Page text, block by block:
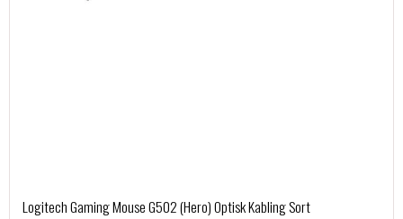
Logitech Gaming Mouse G502 (Hero) Optisk Kabling Sort